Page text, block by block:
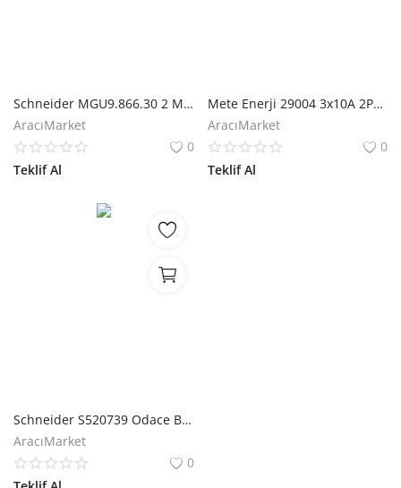
Schneider MGU9.866.30 2 Modül Panjur Kapağı Plakası
AracıMarket
0
Teklif Al
Mete Enerji 29004 3x10A 2P+E 220-240V Priz Çekirdeği
AracıMarket
0
Teklif Al
Schneider S520739 Odace Beyaz Etiket Tutucu İçin Telli Led
AracıMarket
0